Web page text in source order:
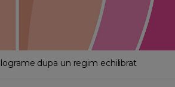
dupa un regim echilibrat